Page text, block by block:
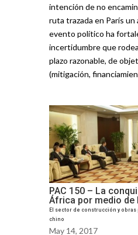
intención de no
ruta trazada en París
evento político ha
incertidumbre que
plazo razonable, de
(mitigación,
PAC 150 – La
África por medio de
El sector de construcción y
chino
May 14, 2017